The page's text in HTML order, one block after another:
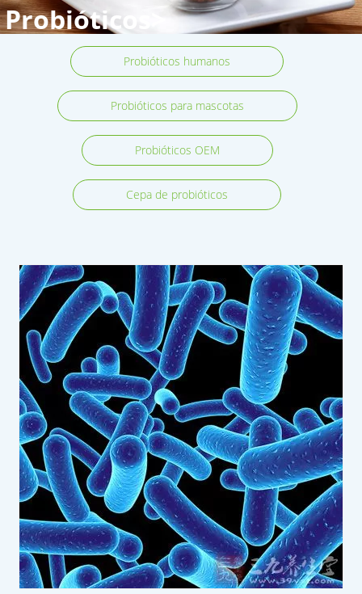
Probióticos>
Probióticos humanos
Probióticos para mascotas
Probióticos OEM
Cepa de probióticos